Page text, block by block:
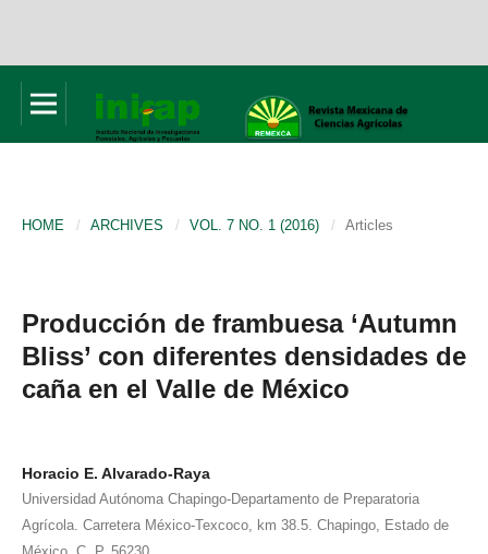
HOME / ARCHIVES / VOL. 7 NO. 1 (2016) / Articles
Producción de frambuesa ‘Autumn
Bliss’ con diferentes densidades de
caña en el Valle de México
Horacio E. Alvarado-Raya
Universidad Autónoma Chapingo-Departamento de Preparatoria
Agrícola. Carretera México-Texcoco, km 38.5. Chapingo, Estado de